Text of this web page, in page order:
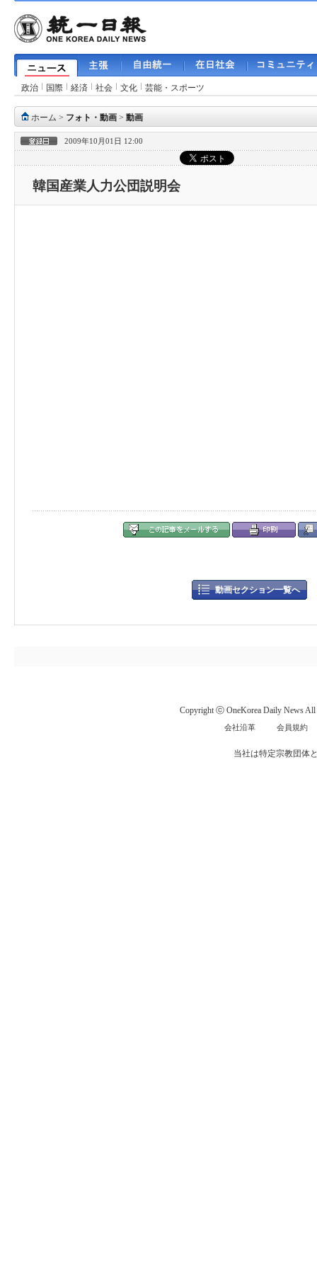
政治 国際 経済 社会 文化 芸能・スポーツ
ホーム > フォト・動画 > 動画
2009年10月01日 12:00
韓国産業人力公団説明会
動画セクション一覧へ
Copyright ⓒ OneKorea Daily News All
会社沿革 会員規約
当社は特定宗教団体